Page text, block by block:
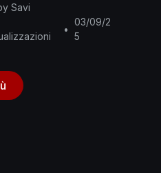
Savi
•
03/09/2
5